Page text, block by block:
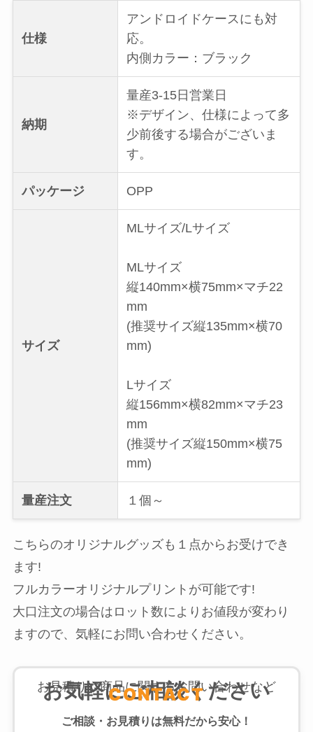
仕様
アンドロイドケースにも対
応。
内側カラー：ブラック
納期
量産3-15日営業日
※デザイン、仕様によって多
少前後する場合がございま
す。
パッケージ OPP
サイズ
MLサイズ/Lサイズ
MLサイズ
縦140mm×横75mm×マチ22
mm
(推奨サイズ縦135mm×横70
mm)
Lサイズ
縦156mm×横82mm×マチ23
mm
(推奨サイズ縦150mm×横75
mm)
量産注文 １個～
こちらのオリジナルグッズも１点からお受けでき
ます!
フルカラーオリジナルプリントが可能です!
大口注文の場合はロット数によりお値段が変わり
ますので、気軽にお問い合わせください。
お見積りや商品に関するお問い合わせなど
お気軽にご相談ください
CONTACT
ご相談・お見積りは無料だから安心！